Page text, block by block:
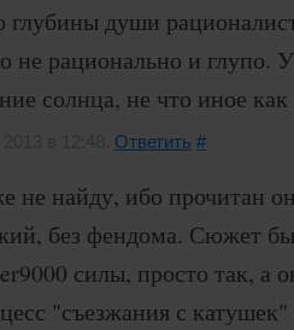
глубины души
не рационально и глупо.
солнца, не что иное как
Ответить #
не найду, ибо прочитан
без фендома. Сюжет
силы, просто так, а
"съезжания с